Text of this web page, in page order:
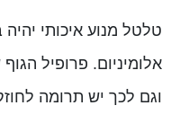
טלטל מנוע איכותי יהיה
אלומיניום. פרופיל
וגם לכך יש תרומה